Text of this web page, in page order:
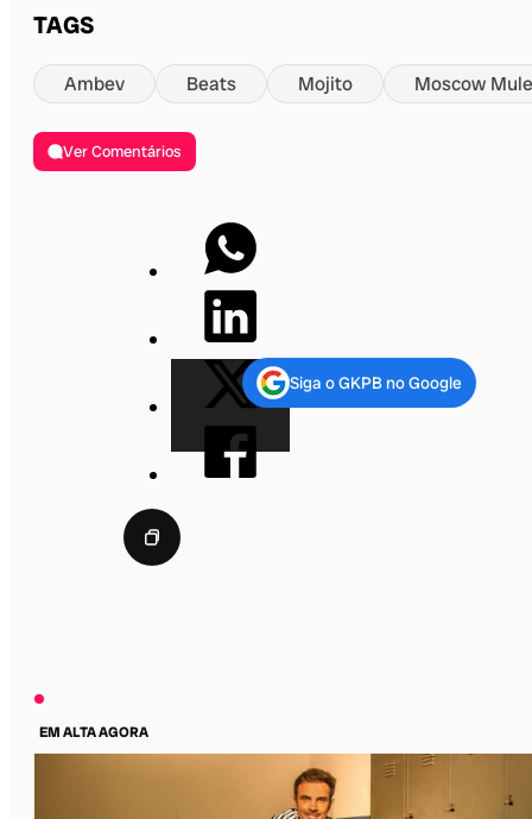
TAGS
Ambev Beats Mojito Moscow Mule
Ver Comentários
Siga o GKPB no Google
EM ALTA AGORA